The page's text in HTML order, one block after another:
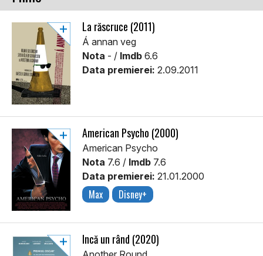
La răscruce (2011)
Á annan veg
Nota - / Imdb 6.6
Data premierei: 2.09.2011
American Psycho (2000)
American Psycho
Nota 7.6 / Imdb 7.6
Data premierei: 21.01.2000
Max Disney+
Încă un rând (2020)